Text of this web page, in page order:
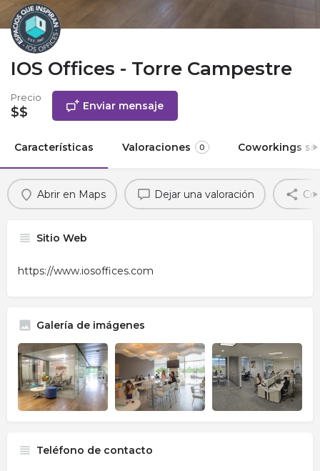
IOS Offices - Torre Campestre
Precio
$$ Enviar mensaje
Características Valoraciones 0 Coworkings
Abrir en Maps Dejar una valoración
Sitio Web
https://www.iosoffices.com
Galería de imágenes
Teléfono de contacto